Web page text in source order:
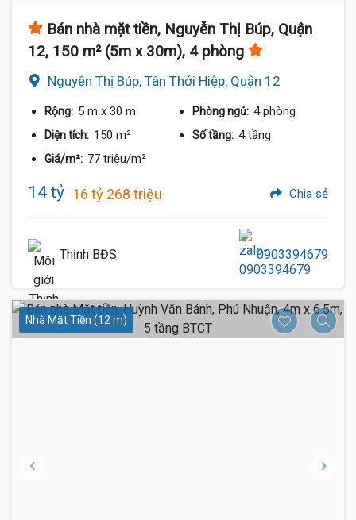
Bán nhà mặt tiền, Nguyễn Thị Búp, Quận
12, 150 m² (5m x 30m), 4 phòng
Nguyễn Thị Búp, Tân Thới Hiệp, Quận 12
Rộng: 5 m x 30 m Phòng ngủ: 4 phòng
Diện tích: 150 m² Số tầng: 4 tầng
Giá/m²: 77 triệu/m²
14 tỷ 16 tỷ 268 triệu Chia sẻ
Thịnh BĐS 0903394679
Nhà Mặt Tiền (12 m)